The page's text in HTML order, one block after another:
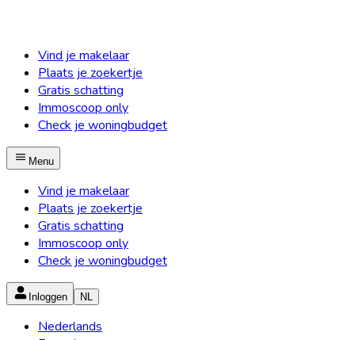
Vind je makelaar
Plaats je zoekertje
Gratis schatting
Immoscoop only
Check je woningbudget
Menu
Vind je makelaar
Plaats je zoekertje
Gratis schatting
Immoscoop only
Check je woningbudget
Inloggen NL
Nederlands